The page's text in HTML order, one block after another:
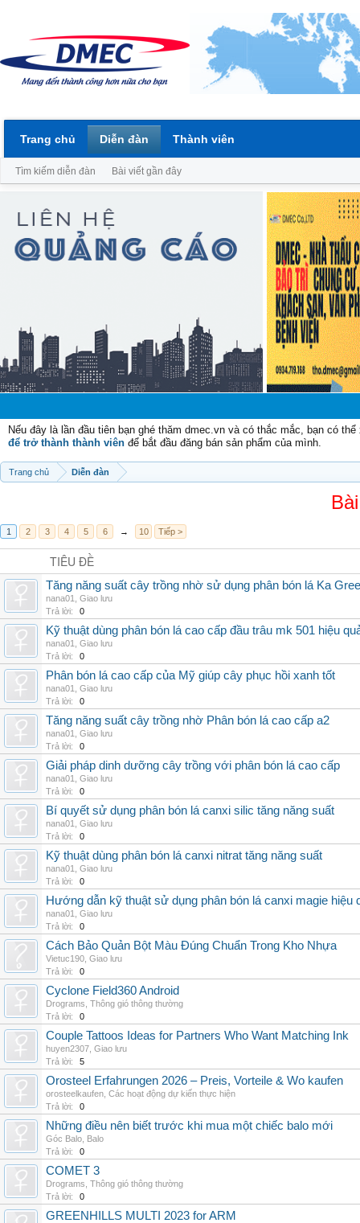
Nếu đây là lần đầu tiên bạn ghé thăm dmec.vn và có thắc mắc, bạn có
để trở thành thành viên để bắt đầu đăng bán sản phẩm của mình.
Trang chủ Diễn đàn
1 2 3 4 5 6 → 10 Tiếp >
TIÊU ĐỀ
Tăng năng suất cây trồng nhờ sử dụng phân bón lá Ka
nana01
Giao lưu
Trả lời:
0
Kỹ thuật dùng phân bón lá cao cấp đầu trâu mk 501 hiệu
nana01
Giao lưu
Trả lời:
0
Phân bón lá cao cấp của Mỹ giúp cây phục hồi xanh tốt
nana01
Giao lưu
Trả lời:
0
Tăng năng suất cây trồng nhờ Phân bón lá cao cấp a2
nana01
Giao lưu
Trả lời:
0
Giải pháp dinh dưỡng cây trồng với phân bón lá cao cấp
nana01
Giao lưu
Trả lời:
0
Bí quyết sử dụng phân bón lá canxi silic tăng năng suất
nana01
Giao lưu
Trả lời:
0
Kỹ thuật dùng phân bón lá canxi nitrat tăng năng suất
nana01
Giao lưu
Trả lời:
0
Hướng dẫn kỹ thuật sử dụng phân bón lá canxi magie hiệu
nana01
Giao lưu
Trả lời:
0
Cách Bảo Quản Bột Màu Đúng Chuẩn Trong Kho Nhựa
Vietuc190 Giao lưu
Trả lời:
0
Cyclone Field360 Android
Drograms Thông gió thông thường
Trả lời:
0
Couple Tattoos Ideas for Partners Who Want Matching Ink
huyen2307 Giao lưu
Trả lời:
5
Orosteel Erfahrungen 2026 – Preis, Vorteile & Wo kaufen
orosteelkaufen Các hoạt động dự kiến thực hiện
Trả lời:
0
Những điều nên biết trước khi mua một chiếc balo mới
Góc Balo Balo
Trả lời:
0
COMET 3
Drograms Thông gió thông thường
Trả lời:
0
GREENHILLS MULTI 2023 for ARM
Trang chủ Diễn đàn
Tìm kiếm diễn đàn Bài viết gần đây
Thành viên